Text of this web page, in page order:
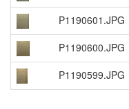
P1190601.JPG
P1190600.JPG
P1190599.JPG